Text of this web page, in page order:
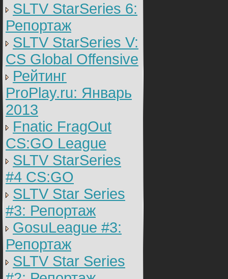
SLTV StarSeries 6:
Репортаж
SLTV StarSeries V:
CS Global Offensive
Рейтинг
ProPlay.ru: Январь
2013
Fnatic FragOut
CS:GO League
SLTV StarSeries
#4 CS:GO
SLTV Star Series
#3: Репортаж
GosuLeague #3:
Репортаж
SLTV Star Series